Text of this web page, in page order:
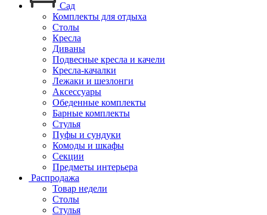
Сад
Комплекты для отдыха
Столы
Кресла
Диваны
Подвесные кресла и качели
Кресла-качалки
Лежаки и шезлонги
Аксессуары
Обеденные комплекты
Барные комплекты
Стулья
Пуфы и сундуки
Комоды и шкафы
Секции
Предметы интерьера
Распродажа
Товар недели
Столы
Стулья